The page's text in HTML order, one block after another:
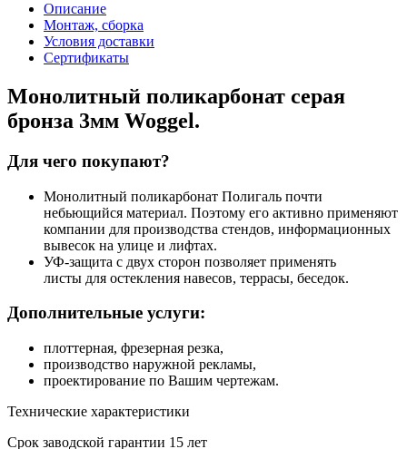
Описание
Монтаж, сборка
Условия доставки
Сертификаты
Монолитный поликарбонат серая
бронза 3мм Woggel.
Для чего покупают?
Монолитный поликарбонат Полигаль почти
небьющийся материал. Поэтому его активно применяют
компании для производства стендов, информационных
вывесок на улице и лифтах.
УФ-защита с двух сторон позволяет применять
листы для остекления навесов, террасы, беседок.
Дополнительные услуги:
плоттерная, фрезерная резка,
производство наружной рекламы,
проектирование по Вашим чертежам.
Технические характеристики
Срок заводской гарантии 15 лет